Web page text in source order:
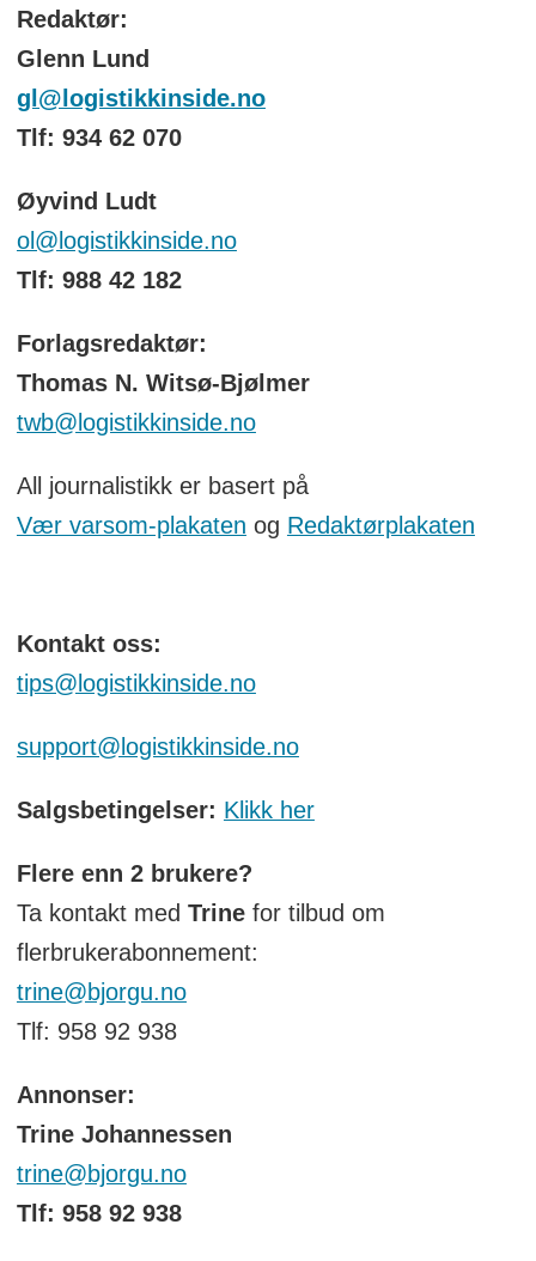
Redaktør:
Glenn Lund
gl@logistikkinside.no
Tlf: 934 62 070
Øyvind Ludt
ol@logistikkinside.no
Tlf: 988 42 182
Forlagsredaktør:
Thomas N. Witsø-Bjølmer
twb@logistikkinside.no
All journalistikk er basert på
Vær varsom-plakaten og Redaktørplakaten
Kontakt oss:
tips@logistikkinside.no
support@logistikkinside.no
Salgsbetingelser: Klikk her
Flere enn 2 brukere?
Ta kontakt med Trinefor tilbud om
flerbrukerabonnement:
trine@bjorgu.no
Tlf: 958 92 938
Annonser:
Trine Johannessen
trine@bjorgu.no
Tlf: 958 92 938